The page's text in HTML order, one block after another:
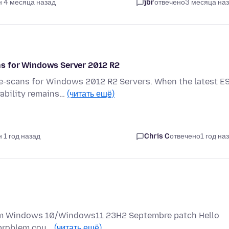
4 месяца назад jbrотвечено3 месяца
for Windows Server 2012 R2
for Windows 2012 R2 Servers. When the latest
remains… (читать ещё)
1 год назад Chris Cотвечено1 год
10/Windows11 23H2 Septembre patch Hello